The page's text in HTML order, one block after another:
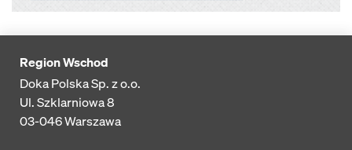
Region Wschod
Doka Polska Sp. z o.o.
Ul. Szklarniowa 8
03-046Warszawa